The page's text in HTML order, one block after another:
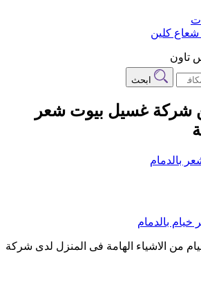
شعاع كلين
تاون
ابحث
شركة غسيل بيوت شعر
بالدمام
من الاشياء الهامة فى المنزل لدى شركة